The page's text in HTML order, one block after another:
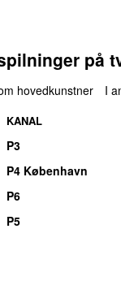
på
hovedkunstner I
KANAL
P3
P4 København
P6
P5